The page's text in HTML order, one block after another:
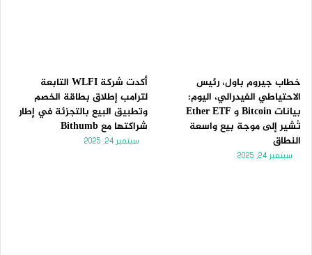
خطاب جيروم باول، رئيس
الاحتياطي الفيدرالي، اليوم:
بيانات Bitcoin و Ether ETF
تُشير إلى موجة بيع واسعة
النطاق
سبتمبر 24, 2025
أكدت شركة WLFI التابعة
لترامب إطلاق بطاقة الخصم
وتطبيق البيع بالتجزئة في إطار
شراكتها مع Bithumb
سبتمبر 24, 2025